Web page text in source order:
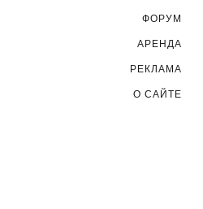
ФОРУМ
АРЕНДА
РЕКЛАМА
О САЙТЕ